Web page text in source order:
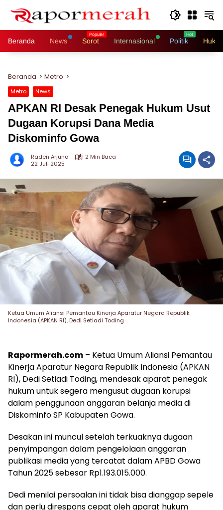
Beranda News Sorot Internasional Politik
Beranda Metro
Metro News
APKAN RI Desak Penegak Hukum Usut
Dugaan Korupsi Dana Media
Diskominfo Gowa
Raden Arjuna
2 Min Baca
22 Juli 2025
Ketua Umum Aliansi Pemantau Kinerja Aparatur Negara Republik
Indonesia (APKAN RI), Dedi Setiadi Toding
Rapormerah.com – Ketua Umum Aliansi Pemantau
Kinerja Aparatur Negara Republik Indonesia (APKAN
RI), Dedi Setiadi Toding, mendesak aparat penegak
hukum untuk segera mengusut dugaan korupsi
dalam penggunaan anggaran belanja media di
Diskominfo SP Kabupaten Gowa.
Desakan ini muncul setelah terkuaknya dugaan
penyimpangan dalam pengelolaan anggaran
publikasi media yang tercatat dalam APBD Gowa
Tahun 2025 sebesar Rp1.193.015.000.
Dedi menilai persoalan ini tidak bisa dianggap sepele
dan perlu direspons cepat oleh aparat hukum